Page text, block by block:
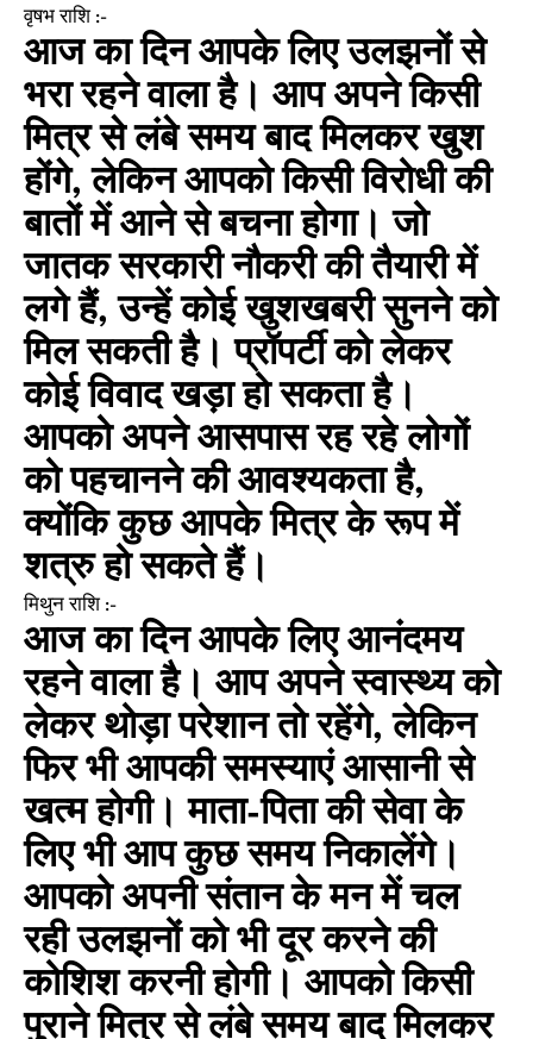
वृषभ राशि :-
आज का दिन आपके लिए उलझनों से
भरा रहने वाला है। आप अपने किसी
मित्र से लंबे समय बाद मिलकर खुश
होंगे, लेकिन आपको किसी विरोधी की
बातों में आने से बचना होगा। जो
जातक सरकारी नौकरी की तैयारी में
लगे हैं, उन्हें कोई खुशखबरी सुनने को
मिल सकती है। प्रॉपर्टी को लेकर
कोई विवाद खड़ा हो सकता है।
आपको अपने आसपास रह रहे लोगों
को पहचानने की आवश्यकता है,
क्योंकि कुछ आपके मित्र के रूप में
शत्रु हो सकते हैं।
मिथुन राशि :-
आज का दिन आपके लिए आनंदमय
रहने वाला है। आप अपने स्वास्थ्य को
लेकर थोड़ा परेशान तो रहेंगे, लेकिन
फिर भी आपकी समस्याएं आसानी से
खत्म होगी। माता-पिता की सेवा के
लिए भी आप कुछ समय निकालेंगे।
आपको अपनी संतान के मन में चल
रही उलझनों को भी दूर करने की
कोशिश करनी होगी। आपको किसी
पुराने मित्र से लंबे समय बाद मिलकर